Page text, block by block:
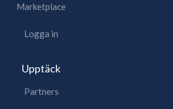
Marketplace
Logga in
Upptäck
Partners